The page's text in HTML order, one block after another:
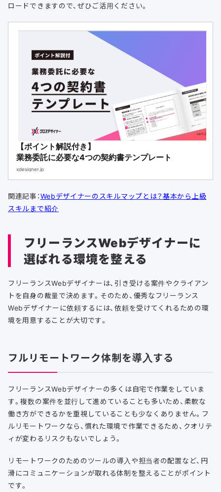
ロードできますので、ぜひご活用ください。
【ポイント解説付き】
業務委託に必要な4つの契約書テンプレート
xdesigner.jp
関連記事：Webデザイナーのスキルマップとは？基本から上級
スキルまで紹介
フリーランスWebデザイナーに
選ばれる環境を整える
フリーランスWebデザイナーは、引き受ける案件やクライアン
トを自身の裁量で決めます。そのため、優秀なフリーランス
Webデザイナーに依頼するには、依頼を受けてくれるための環
境を用意することが大切です。
フルリモートワーク体制を導入する
フリーランスWebデザイナーの多くは自宅で作業をしていま
す。複数の案件を並行して進めていることも多いため、柔軟な
働き方ができるかを重視していることも少なくありません。フ
ルリモートワークなら、慣れた環境で作業できるため、クオリテ
ィが変わるリスクもないでしょう。
リモートワークのためのツールの導入や担当者の配置など、円
滑にコミュニケーションが取れる体制を整えることがポイント
です。